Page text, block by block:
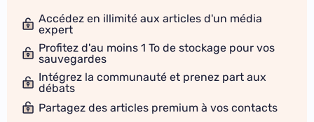
Accédez en illimité aux articles d'un média
expert
Profitez d'au moins 1 To de stockage pour vos
sauvegardes
Intégrez la communauté et prenez part aux
débats
Partagez des articles premium à vos contacts